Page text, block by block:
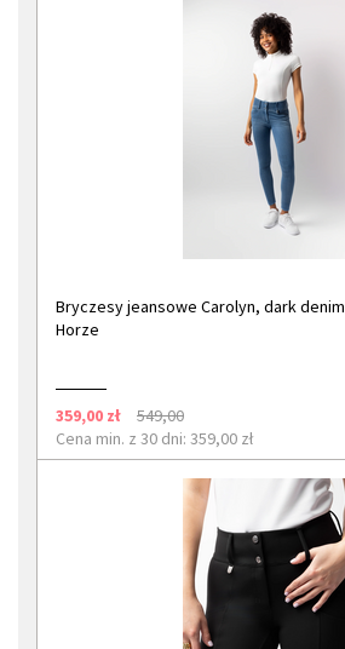
Bryczesy jeansowe Carolyn, dark denim
Horze
359,00 zł
549,00
Cena min. z 30 dni: 359,00 zł